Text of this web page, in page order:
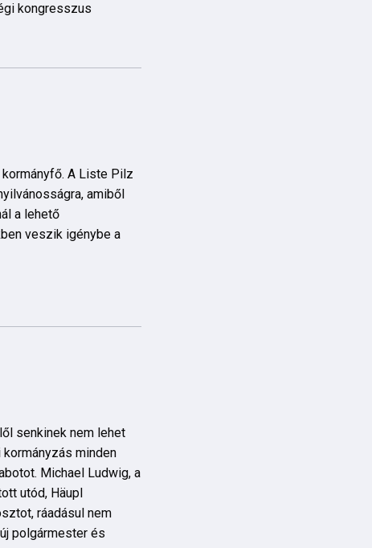
kongresszus
A Liste Pilz
amiből
a lehető
veszik igénybe a
senkinek nem lehet
minden
Michael Ludwig, a
utód, Häupl
ráadásul nem
polgármester és